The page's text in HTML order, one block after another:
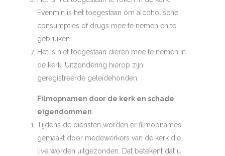
Evenmin is het toegestaan om alcoholische
consumpties of drugs mee te nemen en te
gebruiken.
Het is niet toegestaan dieren mee te nemen in
de kerk. Uitzondering hierop zijn
geregistreerde geleidehonden.
Filmopnamen door de kerk en schade
eigendommen
Tijdens de diensten worden er filmopnames
gemaakt door medewerkers van de kerk die
live worden uitgezonden. Dat betekent dat u